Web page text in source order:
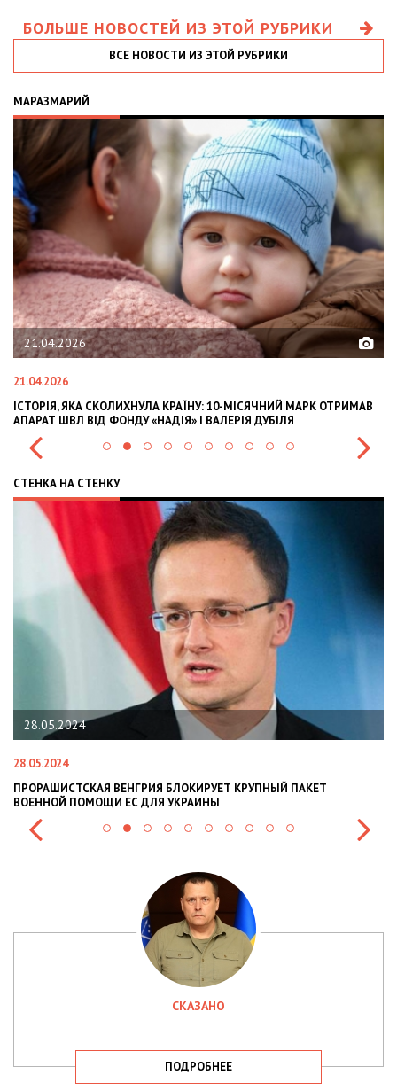
БОЛЬШЕ НОВОСТЕЙ ИЗ ЭТОЙ РУБРИКИ
ВСЕ НОВОСТИ ИЗ ЭТОЙ РУБРИКИ
МАРАЗМАРИЙ
10-МІСЯЧНИЙ МАРК ОТРИМАВ
ДУБІЛЯ
02.02.2026
OLEKSII ABASOV: HOW UKRAINIAN
INTERNATIONAL INVESTMENTS AND
СТЕНКА НА СТЕНКУ
КРУПНЫЙ ПАКЕТ
22.01.2024
НАЦПОЛІЦІЯ ЛЯКАЄ ГРОМАДЯН
СИТУАЦІЇ В РАЗІ МОБІЛІЗАЦІЇ
СКАЗАНО
ПОДРОБНЕЕ